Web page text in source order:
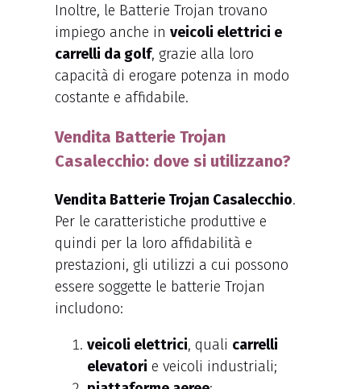
Inoltre, le Batterie Trojan trovano
impiego anche in veicoli elettrici e
carrelli da golf, grazie alla loro
capacità di erogare potenza in modo
costante e affidabile.
Vendita Batterie Trojan
Casalecchio: dove si utilizzano?
Vendita Batterie Trojan Casalecchio.
Per le caratteristiche produttive e
quindi per la loro affidabilità e
prestazioni, gli utilizzi a cui possono
essere soggette le batterie Trojan
includono:
veicoli elettrici, quali carrelli
elevatori e veicoli industriali;